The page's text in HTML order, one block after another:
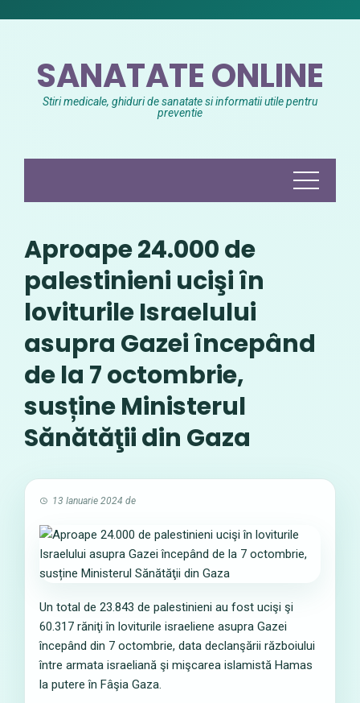
SANATATE ONLINE
Stiri medicale, ghiduri de sanatate si informatii utile pentru
preventie
Aproape 24.000 de
palestinieni ucişi în
loviturile Israelului
asupra Gazei începând
de la 7 octombrie,
susține Ministerul
Sănătăţii din Gaza
13 Ianuarie 2024 de
Un total de 23.843 de palestinieni au fost ucişi şi
60.317 răniţi în loviturile israeliene asupra Gazei
începând din 7 octombrie, data declanşării războiului
între armata israeliană şi mişcarea islamistă Hamas
la putere în Fâşia Gaza.